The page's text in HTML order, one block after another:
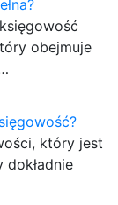
obejmuje
który jest